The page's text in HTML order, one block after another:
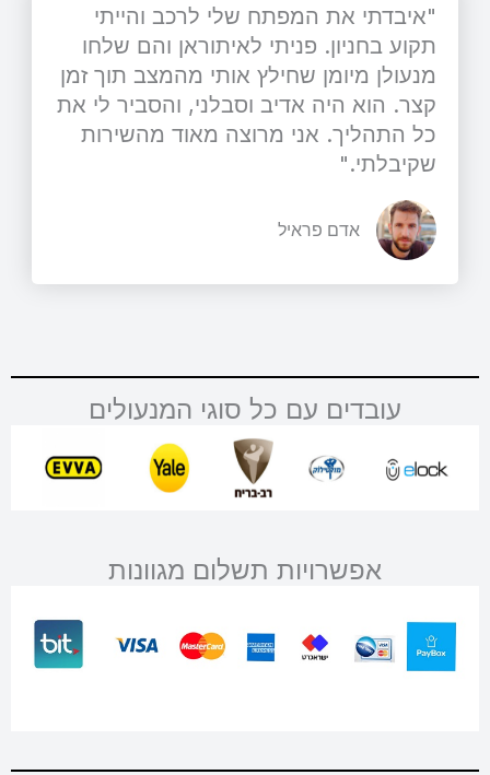
"איבדתי את המפתח שלי לרכב והייתי
תקוע בחניון. פניתי לאיתוראן והם שלחו
מנעולן מיומן שחילץ אותי מהמצב תוך זמן
קצר. הוא היה אדיב וסבלני, והסביר לי את
כל התהליך. אני מרוצה מאוד מהשירות
שקיבלתי."
אדם פראיל
עובדים עם כל סוגי המנעולים
אפשרויות תשלום מגוונות